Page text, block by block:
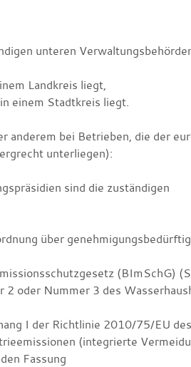
unteren
Landkreis liegt,
einem Stadtkreis liegt.
anderem bei Betrieben, die der
unterliegen):
sind die zuständigen
über
(BImSchG)
oder Nummer 3 des
I der Richtlinie 2010/75/EU
(integrierte
Fassung